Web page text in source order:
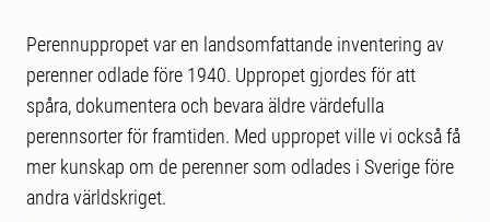
Perennuppropet var en landsomfattande inventering av
perenner odlade före 1940. Uppropet gjordes för att
spåra, dokumentera och bevara äldre värdefulla
perennsorter för framtiden. Med uppropet ville vi också få
mer kunskap om de perenner som odlades i Sverige före
andra världskriget.